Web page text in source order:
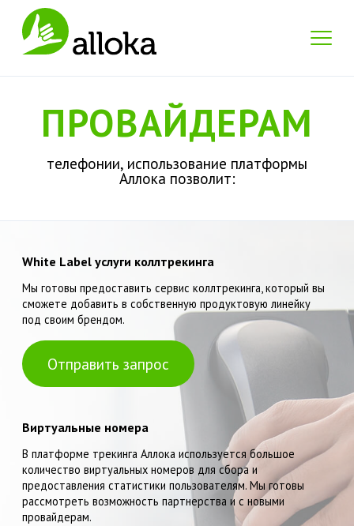
ПРОВАЙДЕРАМ
телефонии, использование платформы
Аллока позволит:
White Label услуги коллтрекинга
Мы готовы предоставить сервис коллтрекинга, который вы
сможете добавить в собственную продуктовую линейку
под своим брендом.
Отправить запрос
Виртуальные номера
В платформе трекинга Аллока используется большое
количество виртуальных номеров для сбора и
предоставления статистики пользователям. Мы готовы
рассмотреть возможность партнерства и с новыми
провайдерам.